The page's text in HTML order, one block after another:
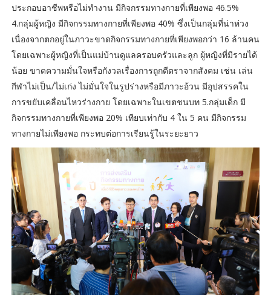
ประกอบอาชีพหรือไม่ทำงาน มีกิจกรรมทางกายที่เพียงพอ 46.5%
4.กลุ่มผู้หญิง มีกิจกรรมทางกายที่เพียงพอ 40% ซึ่งเป็นกลุ่มที่น่าห่วง
เนื่องจากตกอยู่ในภาวะขาดกิจกรรมทางกายที่เพียงพอกว่า 16 ล้านคน
โดยเฉพาะผู้หญิงที่เป็นแม่บ้านดูแลครอบครัวและลูก ผู้หญิงที่มีรายได้
น้อย ขาดความมั่นใจหรือกังวลเรื่องการถูกตีตราจากสังคม เช่น เล่น
กีฬาไม่เป็น/ไม่เก่ง ไม่มั่นใจในรูปร่างหรือมีภาวะอ้วน มีอุปสรรคใน
การขยับเคลื่อนไหวร่างกาย โดยเฉพาะในเขตชนบท 5.กลุ่มเด็ก มี
กิจกรรมทางกายที่เพียงพอ 20% เทียบเท่ากับ 4 ใน 5 คน มีกิจกรรม
ทางกายไม่เพียงพอ กระทบต่อการเรียนรู้ในระยะยาว